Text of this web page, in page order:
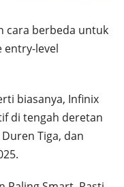
cara berbeda untuk
entry-level
biasanya, Infinix
di tengah deretan
Tiga, dan